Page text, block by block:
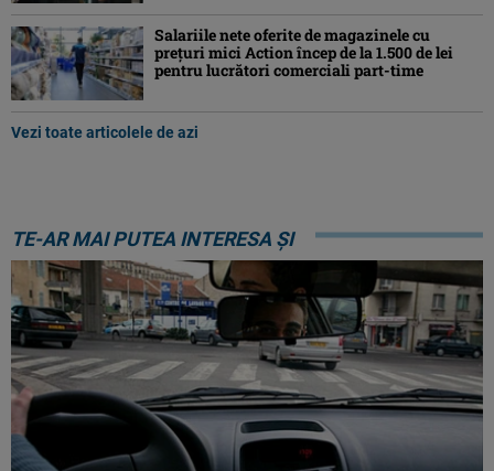
Salariile nete oferite de magazinele cu
prețuri mici Action încep de la 1.500 de lei
pentru lucrători comerciali part-time
Vezi toate articolele de azi
TE-AR MAI PUTEA INTERESA ȘI